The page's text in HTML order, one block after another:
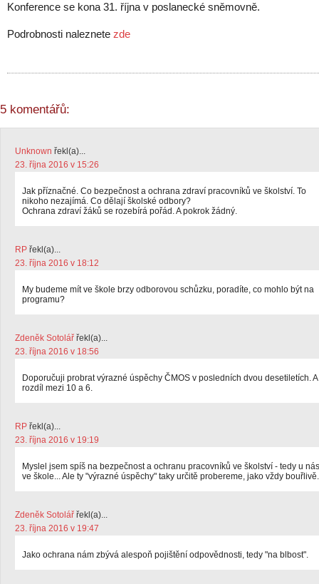
Konference se kona 31. října v poslanecké sněmovně.
Podrobnosti naleznete zde
5 komentářů:
Unknown řekl(a)...
23. října 2016 v 15:26
Jak příznačné. Co bezpečnost a ochrana zdraví pracovníků ve školství. To
nikoho nezajímá. Co dělají školské odbory?
Ochrana zdraví žáků se rozebírá pořád. A pokrok žádný.
RP řekl(a)...
23. října 2016 v 18:12
My budeme mít ve škole brzy odborovou schůzku, poradíte, co mohlo být na
programu?
Zdeněk Sotolář řekl(a)...
23. října 2016 v 18:56
Doporučuji probrat výrazné úspěchy ČMOS v posledních dvou desetiletích. A
rozdíl mezi 10 a 6.
RP řekl(a)...
23. října 2016 v 19:19
Myslel jsem spíš na bezpečnost a ochranu pracovníků ve školství - tedy u nás
ve škole... Ale ty "výrazné úspěchy" taky určitě probereme, jako vždy bouřlivě.
Zdeněk Sotolář řekl(a)...
23. října 2016 v 19:47
Jako ochrana nám zbývá alespoň pojištění odpovědnosti, tedy "na blbost".